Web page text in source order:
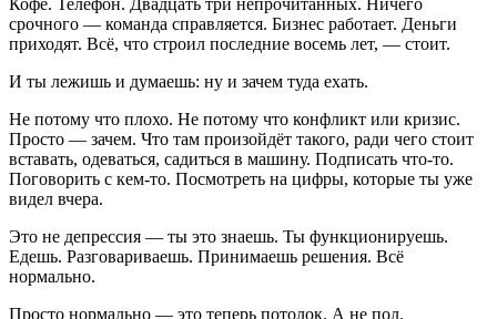
срочного — команда справляется. Бизнес работает. Деньги
приходят. Всё, что строил последние восемь лет, — стоит.
И ты лежишь и думаешь: ну и зачем туда ехать.
Не потому что плохо. Не потому что конфликт или кризис.
Просто — зачем. Что там произойдёт такого, ради чего стоит
вставать, одеваться, садиться в машину. Подписать что-то.
Поговорить с кем-то. Посмотреть на цифры, которые ты уже
видел вчера.
Это не депрессия — ты это знаешь. Ты функционируешь.
Едешь. Разговариваешь. Принимаешь решения. Всё
нормально.
Просто нормально — это теперь потолок. А не пол.